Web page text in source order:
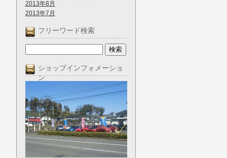
2013年8月
2013年7月
フリーワード検索
ショップインフォメーショ
ン